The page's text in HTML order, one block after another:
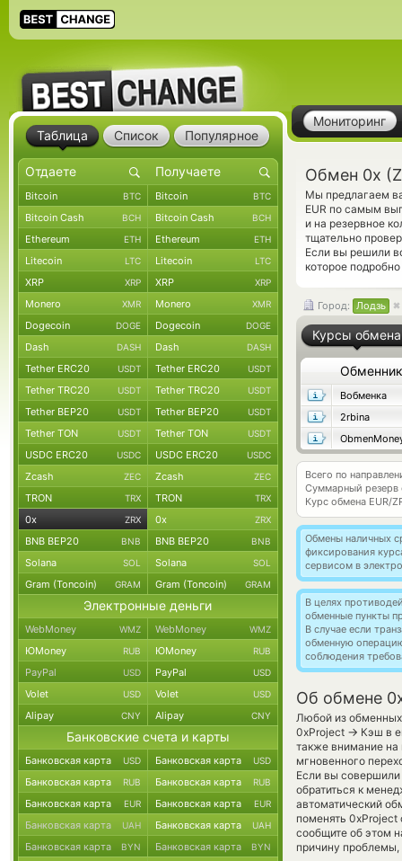
Мониторинг
Обмен 0x
Мы предлагаем
EUR по самым
и на резервное
тщательно
Если вы решили
которое
Город: Лодзь
Курсы обмена
Обменник
Вобменка
2rbina
Всего по
Суммарный резерв
Курс обмена EUR/
Обмены наличных
фиксирования
сервисом в
В целях
обменные пункты
В случае если
обменную
соблюдения
Об обмене
Любой из обменных
0xProject → Кэш в
также внимание на
мгновенного
Если вы
обратиться к
автоматический
поменять
сообщите об этом
причину проблемы,
Таблица Список Популярное
Bitcoin BTC Bitcoin BTC
Bitcoin Cash BCH Bitcoin Cash BCH
Ethereum ETH Ethereum ETH
Litecoin LTC Litecoin LTC
XRP XRP XRP XRP
Monero XMR Monero XMR
Dogecoin DOGE Dogecoin DOGE
Dash DASH Dash DASH
Tether ERC20 USDT Tether ERC20 USDT
Tether TRC20 USDT Tether TRC20 USDT
Tether BEP20 USDT Tether BEP20 USDT
Tether TON USDT Tether TON USDT
USDC ERC20 USDC USDC ERC20 USDC
Zcash ZEC Zcash ZEC
TRON TRX TRON TRX
0x ZRX 0x ZRX
BNB BEP20 BNB BNB BEP20 BNB
Solana SOL Solana SOL
Gram (Toncoin) GRAM Gram (Toncoin) GRAM
Электронные деньги
WebMoney WMZ WebMoney WMZ
ЮMoney RUB ЮMoney RUB
PayPal USD PayPal USD
Volet USD Volet USD
Alipay CNY Alipay CNY
Банковские счета и карты
Банковская карта USD Банковская карта USD
Банковская карта RUB Банковская карта RUB
Банковская карта EUR Банковская карта EUR
Банковская карта UAH Банковская карта UAH
Банковская карта BYN Банковская карта BYN